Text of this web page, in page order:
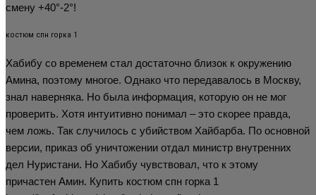
смену +40°-2°!
костюм спн горка 1
Хабибу со временем стал достаточно близок к окружению
Амина, поэтому многое. Однако что передавалось в Москву,
знал наверняка. Но была информация, которую он не мог
проверить. Хотя интуитивно понимал – это скорее правда,
чем ложь. Так случилось с убийством Хайбарба. По основной
версии, приказ об уничтожении отдал министр внутренних
дел Нуристани. Но Хабибу чувствовал, что к этому
причастен Амин. Купить костюм спн горка 1